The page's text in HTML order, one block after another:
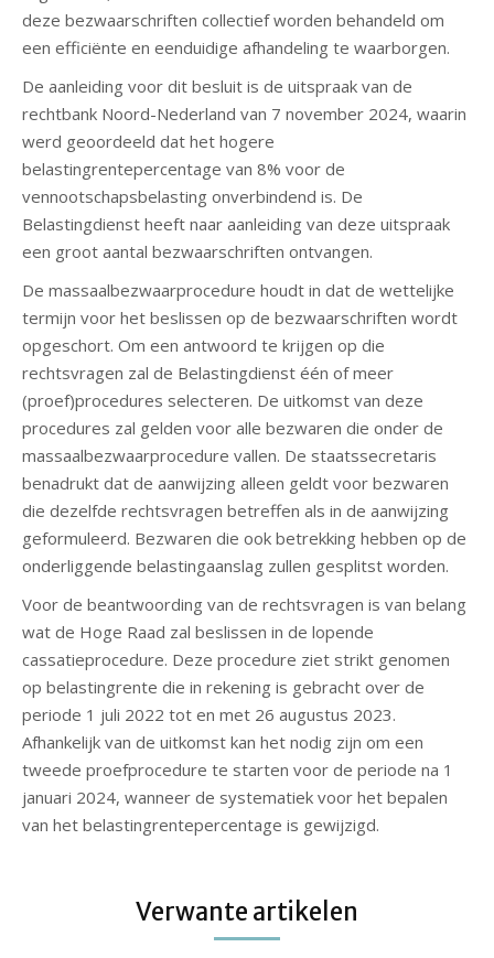
deze bezwaarschriften collectief worden behandeld om
een efficiënte en eenduidige afhandeling te waarborgen.
De aanleiding voor dit besluit is de uitspraak van de
rechtbank Noord-Nederland van 7 november 2024, waarin
werd geoordeeld dat het hogere
belastingrentepercentage van 8% voor de
vennootschapsbelasting onverbindend is. De
Belastingdienst heeft naar aanleiding van deze uitspraak
een groot aantal bezwaarschriften ontvangen.
De massaalbezwaarprocedure houdt in dat de wettelijke
termijn voor het beslissen op de bezwaarschriften wordt
opgeschort. Om een antwoord te krijgen op die
rechtsvragen zal de Belastingdienst één of meer
(proef)procedures selecteren. De uitkomst van deze
procedures zal gelden voor alle bezwaren die onder de
massaalbezwaarprocedure vallen. De staatssecretaris
benadrukt dat de aanwijzing alleen geldt voor bezwaren
die dezelfde rechtsvragen betreffen als in de aanwijzing
geformuleerd. Bezwaren die ook betrekking hebben op de
onderliggende belastingaanslag zullen gesplitst worden.
Voor de beantwoording van de rechtsvragen is van belang
wat de Hoge Raad zal beslissen in de lopende
cassatieprocedure. Deze procedure ziet strikt genomen
op belastingrente die in rekening is gebracht over de
periode 1 juli 2022 tot en met 26 augustus 2023.
Afhankelijk van de uitkomst kan het nodig zijn om een
tweede proefprocedure te starten voor de periode na 1
januari 2024, wanneer de systematiek voor het bepalen
van het belastingrentepercentage is gewijzigd.
Verwante artikelen